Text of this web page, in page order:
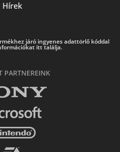
Hírek
járó ingyenes adattörlő kóddal
itt találja.
PARTNEREINK